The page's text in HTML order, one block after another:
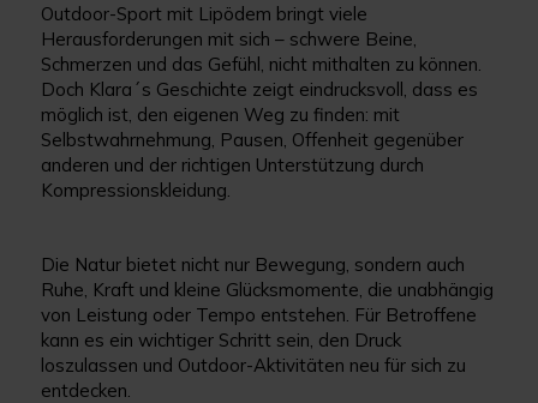
Outdoor-Sport mit Lipödem bringt viele
Herausforderungen mit sich – schwere Beine,
Schmerzen und das Gefühl, nicht mithalten zu können.
Doch Klara´s Geschichte zeigt eindrucksvoll, dass es
möglich ist, den eigenen Weg zu finden: mit
Selbstwahrnehmung, Pausen, Offenheit gegenüber
anderen und der richtigen Unterstützung durch
Kompressionskleidung.
Die Natur bietet nicht nur Bewegung, sondern auch
Ruhe, Kraft und kleine Glücksmomente, die unabhängig
von Leistung oder Tempo entstehen. Für Betroffene
kann es ein wichtiger Schritt sein, den Druck
loszulassen und Outdoor-Aktivitäten neu für sich zu
entdecken.